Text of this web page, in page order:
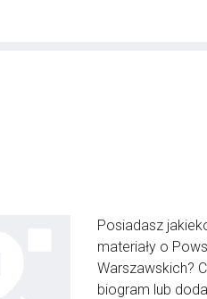
Posiadasz
materiały o
Warszawskich?
biogram lub